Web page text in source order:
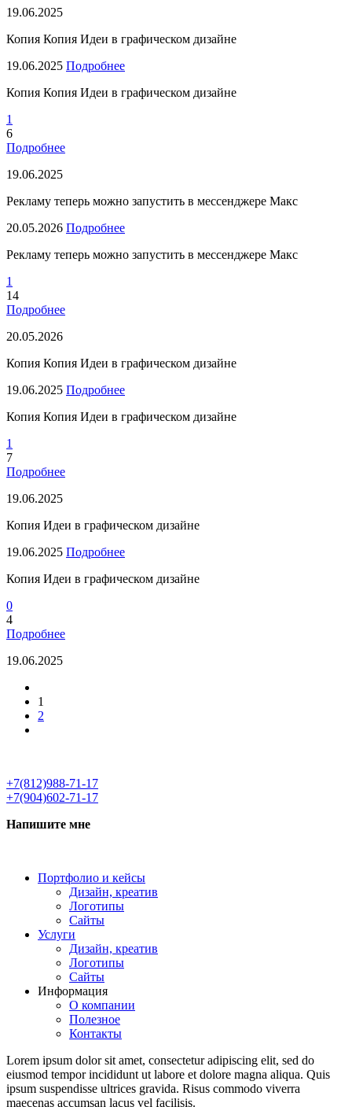
19.06.2025
Копия Копия Идеи в графическом дизайне
19.06.2025 Подробнее
Копия Копия Идеи в графическом дизайне
1
6
Подробнее
19.06.2025
Рекламу теперь можно запустить в мессенджере Макс
20.05.2026 Подробнее
Рекламу теперь можно запустить в мессенджере Макс
1
14
Подробнее
20.05.2026
Копия Копия Идеи в графическом дизайне
19.06.2025 Подробнее
Копия Копия Идеи в графическом дизайне
1
7
Подробнее
19.06.2025
Копия Идеи в графическом дизайне
19.06.2025 Подробнее
Копия Идеи в графическом дизайне
0
4
Подробнее
19.06.2025
1
2
+7(812)988-71-17
+7(904)602-71-17
Напишите мне
Портфолио и кейсы
Дизайн, креатив
Логотипы
Сайты
Услуги
Дизайн, креатив
Логотипы
Сайты
Информация
О компании
Полезное
Контакты
Lorem ipsum dolor sit amet, consectetur adipiscing elit, sed do
eiusmod tempor incididunt ut labore et dolore magna aliqua. Quis
ipsum suspendisse ultrices gravida. Risus commodo viverra
maecenas accumsan lacus vel facilisis.